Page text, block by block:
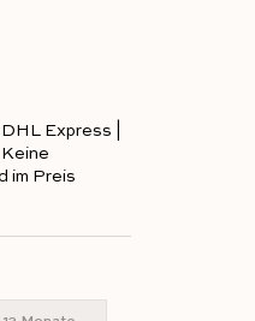
Express |
im Preis